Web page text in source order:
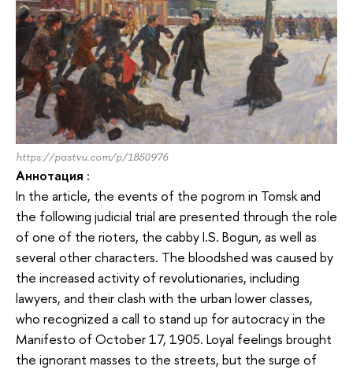
https://pastvu.com/p/1850976
Аннотация :
In the article, the events of the pogrom in Tomsk and
the following judicial trial are presented through the role
of one of the rioters, the cabby I.S. Bogun, as well as
several other characters. The bloodshed was caused by
the increased activity of revolutionaries, including
lawyers, and their clash with the urban lower classes,
who recognized a call to stand up for autocracy in the
Manifesto of October 17, 1905. Loyal feelings brought
the ignorant masses to the streets, but the surge of